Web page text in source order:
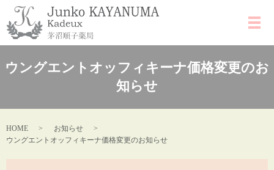
ウングエントオッフィキーナ価格変更のお
知らせ
HOME
お知らせ
ウングエントオッフィキーナ価格変更のお知らせ